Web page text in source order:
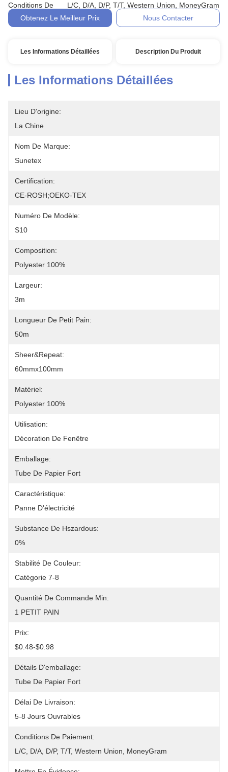
Conditions De
Paiement:
L/C, D/A, D/P, T/T, Western Union, MoneyGram
Obtenez Le Meilleur Prix
Nous Contacter
Les Informations Détaillées Description Du Produit
Les Informations Détaillées
Lieu D'origine:
La Chine
Nom De Marque:
Sunetex
Certification:
CE-ROSH;OEKO-TEX
Numéro De Modèle:
S10
Composition:
Polyester 100%
Largeur:
3m
Longueur De Petit Pain:
50m
Sheer&Repeat:
60mmx100mm
Matériel:
Polyester 100%
Utilisation:
Décoration De Fenêtre
Emballage:
Tube De Papier Fort
Caractéristique:
Panne D'électricité
Substance De Hszardous:
0%
Stabilité De Couleur:
Catégorie 7-8
Quantité De Commande Min:
1 PETIT PAIN
Prix:
$0.48-$0.98
Détails D'emballage:
Tube De Papier Fort
Délai De Livraison:
5-8 Jours Ouvrables
Conditions De Paiement:
L/C, D/A, D/P, T/T, Western Union, MoneyGram